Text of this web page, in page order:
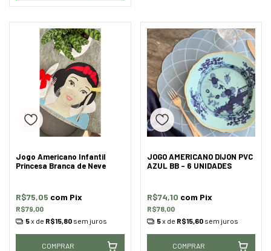
Jogo Americano Infantil
Princesa Branca de Neve
R$79,00
R$75,05 com Pix
5x de R$15,80 sem juros
COMPRAR
JOGO AMERICANO DIJON PVC
AZUL BB - 6 UNIDADES
R$78,00
R$74,10 com Pix
5x de R$15,60 sem juros
COMPRAR